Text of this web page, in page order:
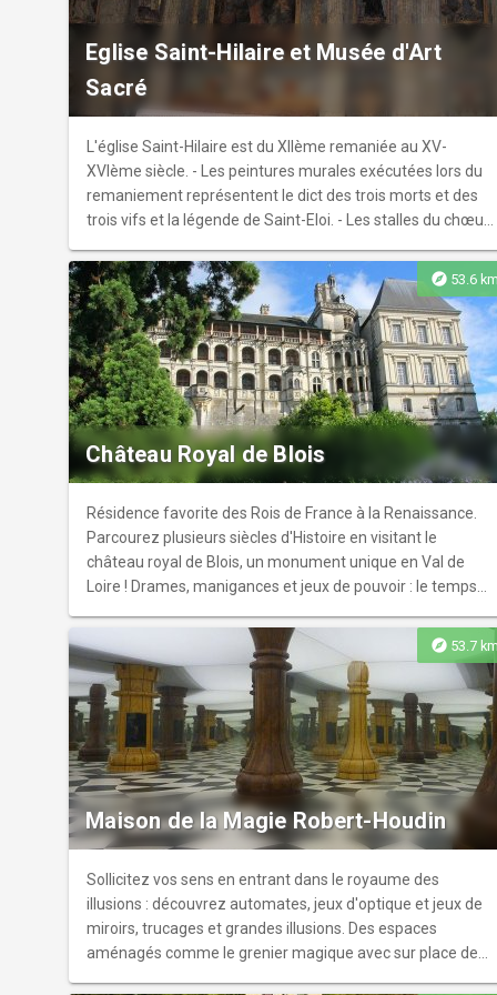
Eglise Saint-Hilaire et Musée d'Art
Sacré
L'église Saint-Hilaire est du XIIème remaniée au XV-
XVIème siècle. - Les peintures murales exécutées lors du
remaniement représentent le dict des trois morts et des
trois vifs et la légende de Saint-Eloi. - Les stalles du chœur
(XVIème). - Une sacristie-musée abrite une collection
d'objets de culte et d'habits sacerdotaux classés, cette
visite n'est possible qu'avec un guide.
explore 53.6 km
Château Royal de Blois
Résidence favorite des Rois de France à la Renaissance.
Parcourez plusieurs siècles d'Histoire en visitant le
château royal de Blois, un monument unique en Val de
Loire ! Drames, manigances et jeux de pouvoir : le temps
de 10 reines et vous livre les secrets de la Cour de France.
Par la diversité de ses styles architecturaux, l'édifice
forme un exemple unique de l'évolution de l'architecture .
Produits B.Blois à la boutique du château (marque créée
par la ville de Blois).
explore 53.7 km
Maison de la Magie Robert-Houdin
Sollicitez vos sens en entrant dans le royaume des
illusions : découvrez automates, jeux d'optique et jeux de
miroirs, trucages et grandes illusions. Des espaces
aménagés comme le grenier magique avec sur place des